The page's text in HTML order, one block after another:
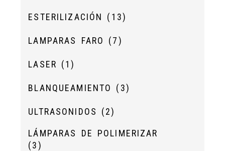
ESTERILIZACIÓN (13)
LAMPARAS FARO (7)
LASER (1)
BLANQUEAMIENTO (3)
ULTRASONIDOS (2)
LÁMPARAS DE POLIMERIZAR
(3)